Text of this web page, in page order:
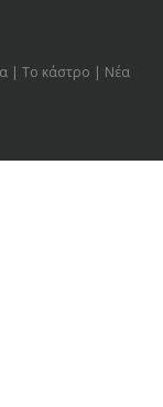
Το κάστρο Νέα